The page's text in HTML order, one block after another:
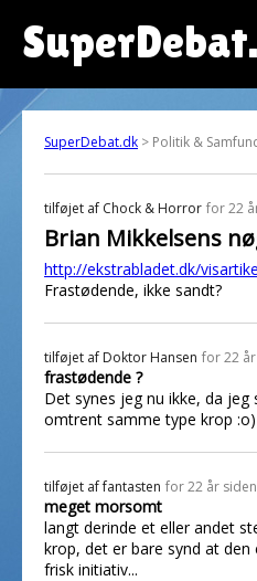
SuperDebat.dk > Politik &
tilføjet af Chock & Horror for 22
Brian Mikkelsens
http://ekstrabladet.dk/
Frastødende, ikke sandt?
tilføjet af Doktor Hansen for 22
frastødende ?
Det synes jeg nu ikke, da jeg
omtrent samme type krop :o)
tilføjet affantasten for 22 år siden
meget morsomt
langt derinde et eller andet
krop, det er bare synd at
frisk initiativ...